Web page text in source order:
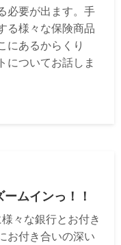
必要が出ます。手
る様々な保険商品
にあるからくり
についてお話しま
ムインっ！！
々な銀行とお付き
お付き合いの深い